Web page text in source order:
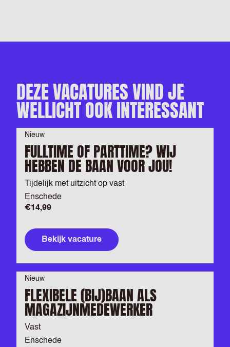
DEZE VACATURES VIND JE
WELLICHT OOK INTERESSANT
Nieuw
FULLTIME OF PARTTIME? WIJ
HEBBEN DE BAAN VOOR JOU!
Tijdelijk met uitzicht op vast
Enschede
€14,99
Bekijk vacature
Nieuw
FLEXIBELE (BIJ)BAAN ALS
MAGAZIJNMEDEWERKER
Vast
Enschede